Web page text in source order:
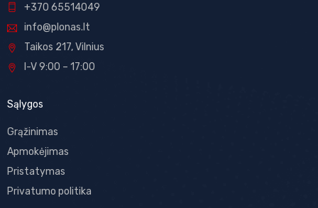
+370 65514049
info@plonas.lt
Taikos 217, Vilnius
I-V 9:00 – 17:00
Sąlygos
Grąžinimas
Apmokėjimas
Pristatymas
Privatumo politika